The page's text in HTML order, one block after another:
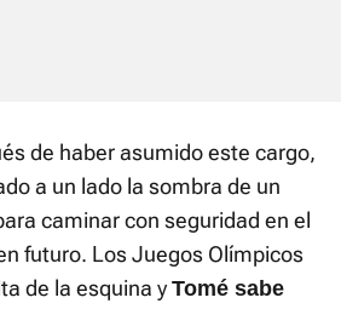
de haber asumido este cargo,
a un lado la sombra de un
caminar con seguridad en el
futuro. Los Juegos Olímpicos
de la esquina y Tomé sabe